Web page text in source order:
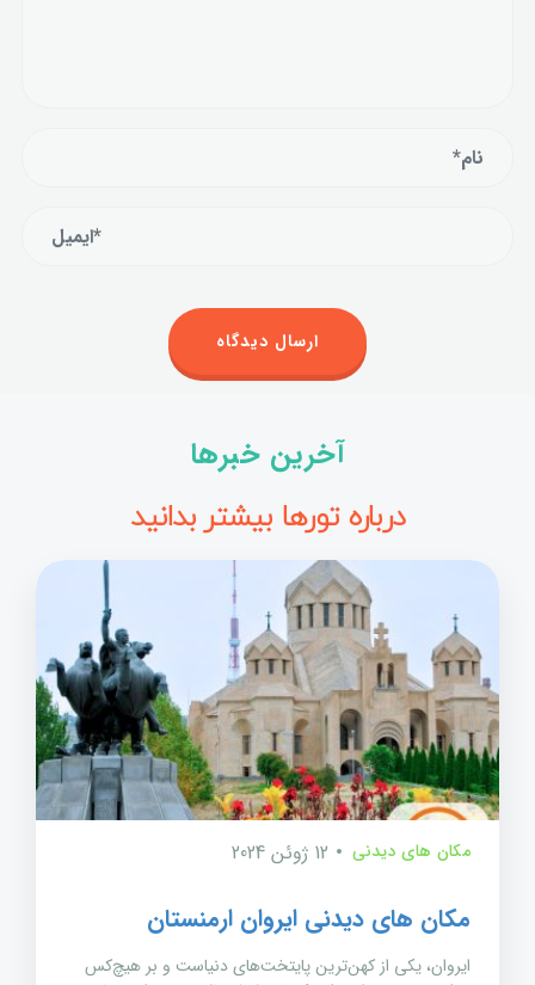
آخرین خبرها
درباره تورها بیشتر بدانید
مکان های دیدنی 12 ژوئن 2024
مکان های دیدنی ایروان ارمنستان
ایروان، یکی از کهن‌ترین پایتخت‌های دنیاست و بر هیچ‌کس